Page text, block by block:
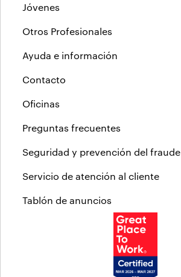
Jóvenes
Otros Profesionales
Ayuda e información
Contacto
Oficinas
Preguntas frecuentes
Seguridad y prevención del fraude
Servicio de atención al cliente
Tablón de anuncios